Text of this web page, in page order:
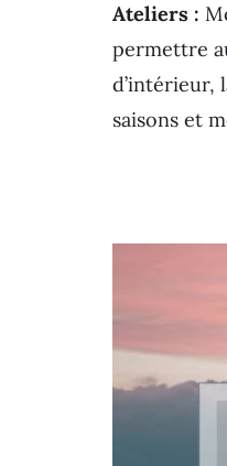
Ateliers :
permettre
d’intérieur,
saisons et